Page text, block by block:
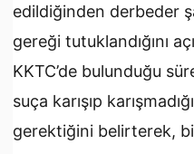
edildiğinden derbeder
gereği tutuklandığını
KKTC’de bulunduğu
suça karışıp
gerektiğini belirterek,